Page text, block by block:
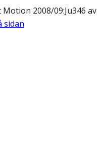
2008/09:Ju346 av
sidan